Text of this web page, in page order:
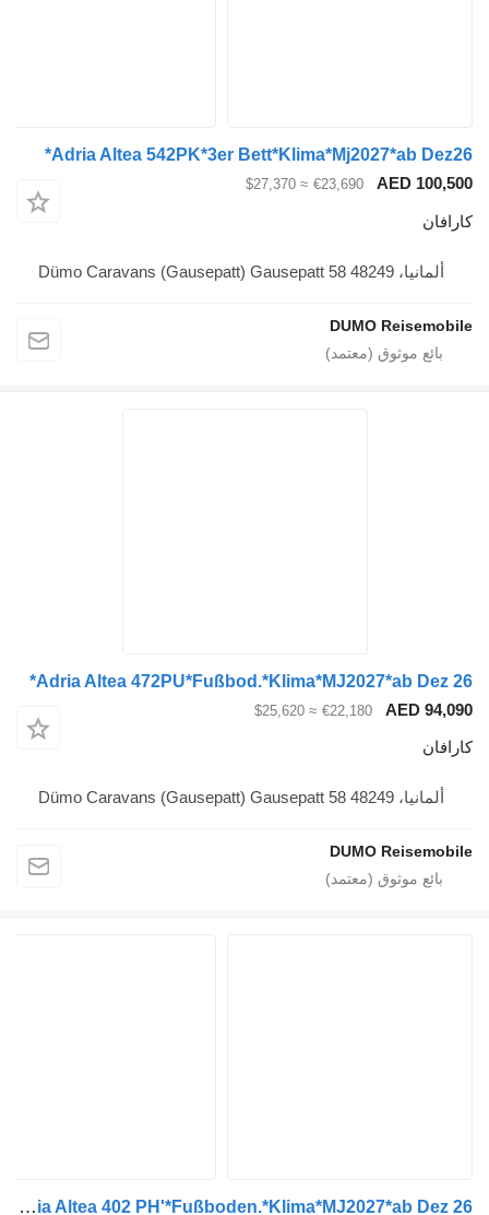
Adria Altea 542PK*3er
€23,690
≈ $27,370
DUMO
Adria Altea 472PU*Fußbod.*Klima*MJ2027*ab
€22,180
≈ $25,620
DUMO
Adria Altea 402 PH'*Fußboden.*Klima*MJ2027*ab Dez 26*